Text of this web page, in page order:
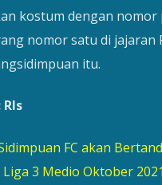
kostum dengan nomor
nomor satu di jajaran
itu.
FC akan
3 Medio Oktober 2021